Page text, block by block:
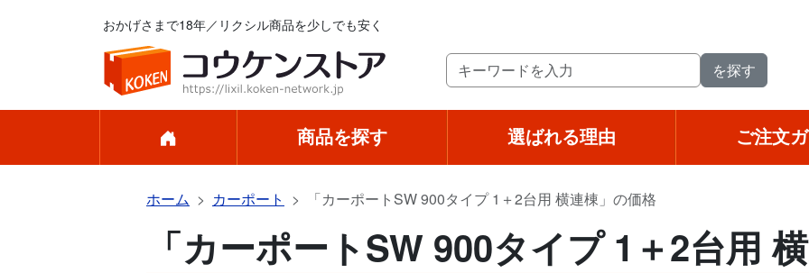
おかげさまで18年／リクシル商品を少しでも安く
商品を探す 選ばれる理由 ご注文
ホーム カーポート 「カーポートSW 900タイプ 1＋2台用 横連棟」の価格
「カーポートSW 900タイプ 1＋2台用